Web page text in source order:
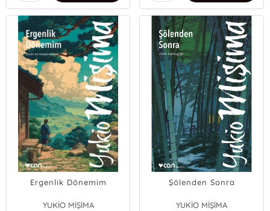
Ergenlik Dönemim
YUKİO MİŞİMA
Şölenden Sonra
YUKİO MİŞİMA